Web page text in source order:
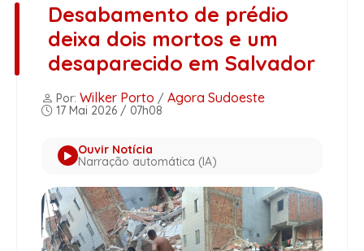
Desabamento de prédio
deixa dois mortos e um
desaparecido em Salvador
Por: Wilker Porto / Agora Sudoeste
17 Mai 2026 / 07h08
Ouvir Notícia
Narração automática (IA)